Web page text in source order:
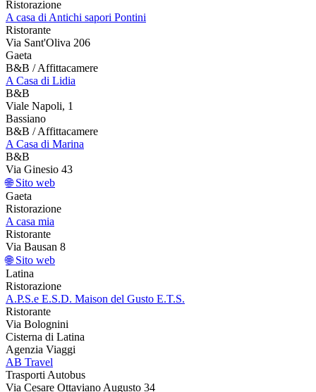
Ristorazione
A casa di Antichi sapori Pontini
Ristorante
Via Sant'Oliva 206
Gaeta
B&B / Affittacamere
A Casa di Lidia
B&B
Viale Napoli, 1
Bassiano
B&B / Affittacamere
A Casa di Marina
B&B
Via Ginesio 43
🌐 Sito web
Gaeta
Ristorazione
A casa mia
Ristorante
Via Bausan 8
🌐 Sito web
Latina
Ristorazione
A.P.S.e E.S.D. Maison del Gusto E.T.S.
Ristorante
Via Bolognini
Cisterna di Latina
Agenzia Viaggi
AB Travel
Trasporti Autobus
Via Cesare Ottaviano Augusto 34